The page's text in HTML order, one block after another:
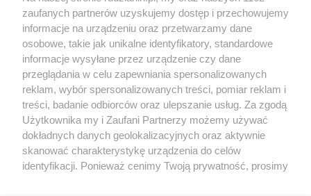
Wydawca mediów lokalnych
Nie zapomnij
zapoznać się z:
polityką prywatności regulamin korzystania z portali
Twojemiasto
Piekary Śląskie
Chorzów
Tarnowskie Góry
Skontaktuj sięz nami
Kontakt
Wydawca
Redakcja
zaufanych partnerów uzyskujemy dostęp i przechowujemy
informacje na urządzeniu oraz przetwarzamy dane
osobowe, takie jak unikalne identyfikatory, standardowe
informacje wysyłane przez urządzenie czy dane
przeglądania w celu zapewniania spersonalizowanych
reklam, wybór spersonalizowanych treści, pomiar reklam i
treści, badanie odbiorców oraz ulepszanie usług. Za zgodą
Użytkownika my i Zaufani Partnerzy możemy używać
dokładnych danych geolokalizacyjnych oraz aktywnie
skanować charakterystykę urządzenia do celów
identyfikacji. Ponieważ cenimy Twoją prywatność, prosimy